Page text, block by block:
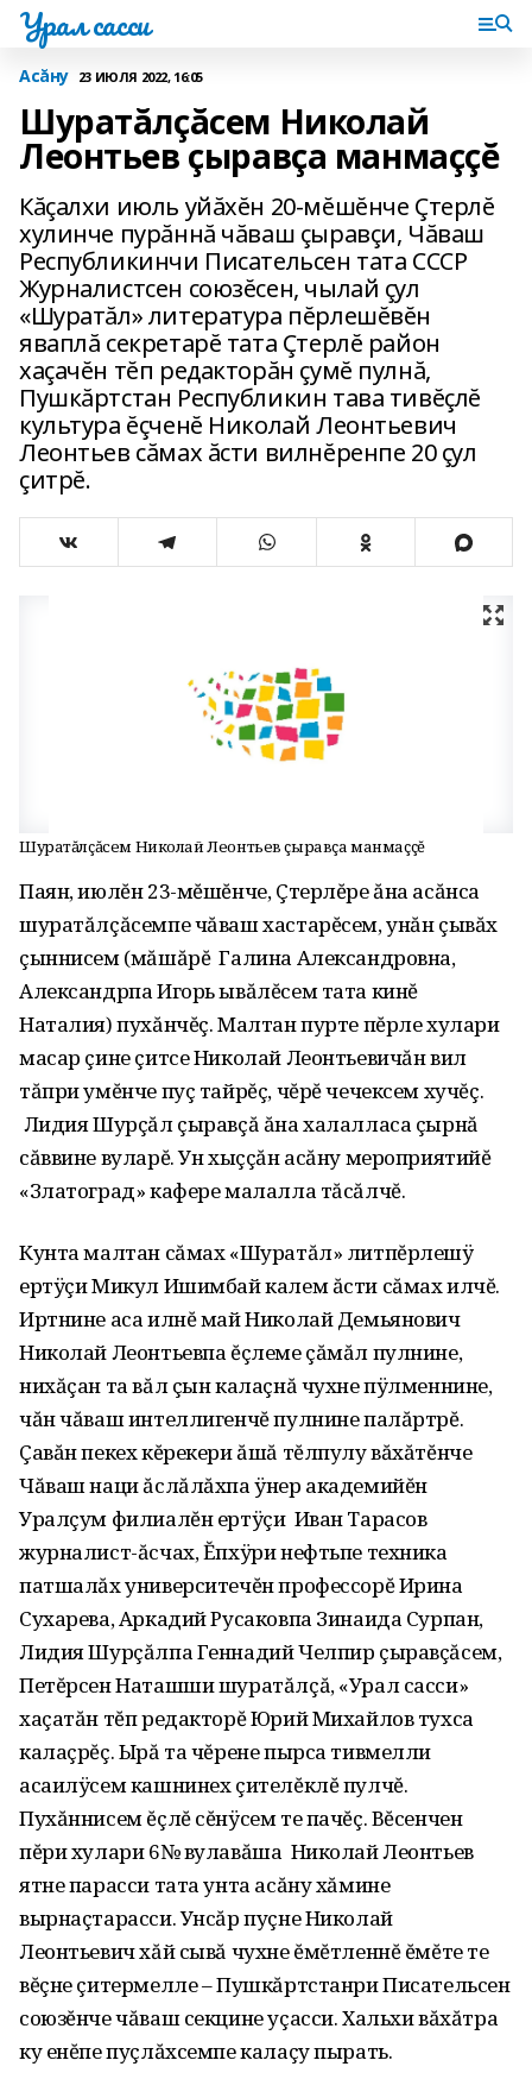
Урал сасси
Асăну 23 ИЮЛЯ 2022, 16:05
Шуратăлçăсем Николай
Леонтьев çыравçа манмаççĕ
Кăçалхи июль уйăхĕн 20-мĕшĕнче Çтерлĕ
хулинче пурăннă чăваш çыравçи, Чăваш
Республикинчи Писательсен тата СССР
Журналистсен союзĕсен, чылай çул
«Шуратăл» литература пĕрлешĕвĕн
яваплă секретарĕ тата Çтерлĕ район
хаçачĕн тĕп редакторăн çумĕ пулнă,
Пушкăртстан Республикин тава тивĕçлĕ
культура ĕçченĕ Николай Леонтьевич
Леонтьев сăмах ăсти вилнĕренпе 20 çул
çитрĕ.
Шуратăлçăсем Николай Леонтьев çыравçа манмаççĕ
Паян, июлĕн 23-мĕшĕнче, Çтерлĕре ăна асăнса
шуратăлçăсемпе чăваш хастарĕсем, унăн çывăх
çыннисем (мăшăрĕ Галина Александровна,
Александрпа Игорь ывăлĕсем тата кинĕ
Наталия) пухăнчĕç. Малтан пурте пĕрле хулари
масар çине çитсе Николай Леонтьевичăн вил
тăпри умĕнче пуç тайрĕç, чĕрĕ чечексем хучĕç.
Лидия Шурçăл çыравçă ăна халалласа çырнă
сăввине вуларĕ. Ун хыççăн асăну мероприятийĕ
«Златоград» кафере малалла тăсăлчĕ.
Кунта малтан сăмах «Шуратăл» литпĕрлешÿ
ертÿçи Микул Ишимбай калем ăсти сăмах илчĕ.
Иртнине аса илнĕ май Николай Демьянович
Николай Леонтьевпа ĕçлеме çăмăл пулнине,
нихăçан та вăл çын калаçнă чухне пÿлменнине,
чăн чăваш интеллигенчĕ пулнине палăртрĕ.
Çавăн пекех кĕрекери ăшă тĕлпулу вăхăтĕнче
Чăваш наци ăслăлăхпа ÿнер академийĕн
Уралçум филиалĕн ертÿçи Иван Тарасов
журналист-ăсчах, Ĕпхÿри нефтьпе техника
патшалăх университечĕн профессорĕ Ирина
Сухарева, Аркадий Русаковпа Зинаида Сурпан,
Лидия Шурçăлпа Геннадий Челпир çыравçăсем,
Петĕрсен Наташши шуратăлçă, «Урал сасси»
хаçатăн тĕп редакторĕ Юрий Михайлов тухса
калаçрĕç. Ырă та чĕрене пырса тивмелли
асаилÿсем кашнинех çителĕклĕ пулчĕ.
Пухăннисем ĕçлĕ сĕнÿсем те пачĕç. Вĕсенчен
пĕри хулари 6№ вулавăша Николай Леонтьев
ятне парасси тата унта асăну хăмине
вырнаçтарасси. Унсăр пуçне Николай
Леонтьевич хăй сывă чухне ĕмĕтленнĕ ĕмĕте те
вĕçне çитермелле – Пушкăртстанри Писательсен
союзĕнче чăваш секцине уçасси. Хальхи вăхăтра
ку енĕпе пуçлăхсемпе калаçу пырать.